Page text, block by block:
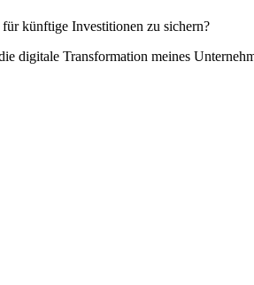
künftige Investitionen zu sichern?
digitale Transformation meines